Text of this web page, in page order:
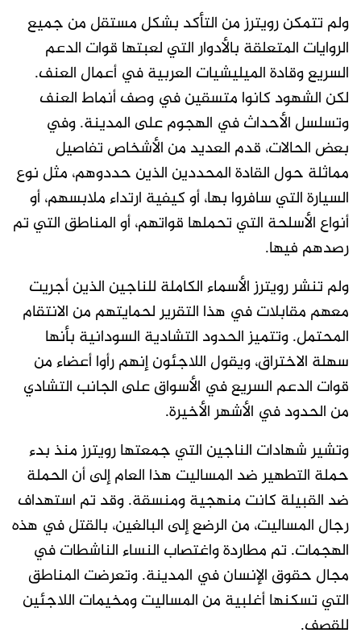
ولم تتمكن رويترز من التأكد بشكل مستقل من جميع
الروايات المتعلقة بالأدوار التي لعبتها قوات الدعم
السريع وقادة الميليشيات العربية في أعمال العنف.
لكن الشهود كانوا متسقين في وصف أنماط العنف
وتسلسل الأحداث في الهجوم على المدينة. وفي
بعض الحالات، قدم العديد من الأشخاص تفاصيل
مماثلة حول القادة المحددين الذين حددوهم، مثل نوع
السيارة التي سافروا بها، أو كيفية ارتداء ملابسهم، أو
أنواع الأسلحة التي تحملها قواتهم، أو المناطق التي تم
رصدهم فيها.
ولم تنشر رويترز الأسماء الكاملة للناجين الذين أجريت
معهم مقابلات في هذا التقرير لحمايتهم من الانتقام
المحتمل. وتتميز الحدود التشادية السودانية بأنها
سهلة الاختراق، ويقول اللاجئون إنهم رأوا أعضاء من
قوات الدعم السريع في الأسواق على الجانب التشادي
من الحدود في الأشهر الأخيرة.
وتشير شهادات الناجين التي جمعتها رويترز منذ بدء
حملة التطهير ضد المساليت هذا العام إلى أن الحملة
ضد القبيلة كانت منهجية ومنسقة. وقد تم استهداف
رجال المساليت، من الرضع إلى البالغين، بالقتل في هذه
الهجمات. تم مطاردة واغتصاب النساء الناشطات في
مجال حقوق الإنسان في المدينة. وتعرضت المناطق
التي تسكنها أغلبية من المساليت ومخيمات اللاجئين
للقصف.